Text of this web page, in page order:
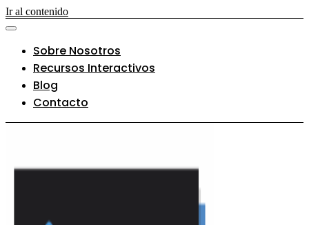
Ir al contenido
Sobre Nosotros
Recursos Interactivos
Blog
Contacto